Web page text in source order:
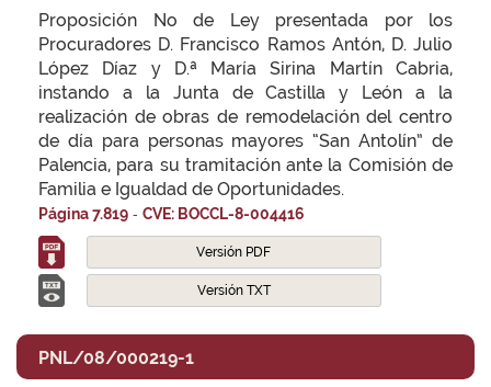
Proposición No de Ley presentada por los
Procuradores D. Francisco Ramos Antón, D. Julio
López Díaz y D.ª María Sirina Martín Cabria,
instando a la Junta de Castilla y León a la
realización de obras de remodelación del centro
de día para personas mayores “San Antolín” de
Palencia, para su tramitación ante la Comisión de
Familia e Igualdad de Oportunidades.
Página 7.819 - CVE: BOCCL-8-004416
Versión PDF
Versión TXT
PNL/08/000219-1